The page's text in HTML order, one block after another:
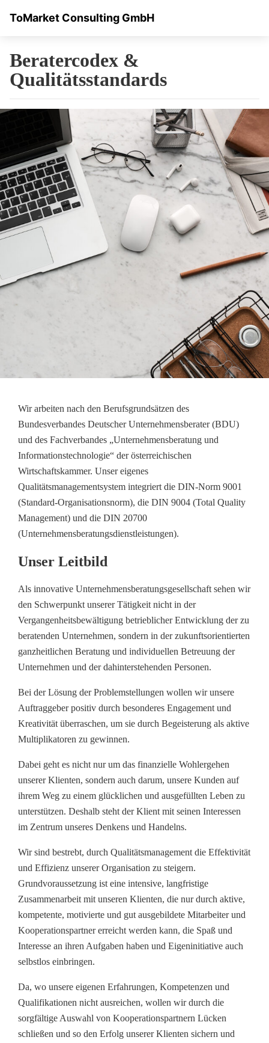
ToMarket Consulting GmbH
Beratercodex &
Qualitätsstandards
Wir arbeiten nach den Berufsgrundsätzen des
Bundesverbandes Deutscher Unternehmensberater (BDU)
und des Fachverbandes „Unternehmensberatung und
Informationstechnologie“ der österreichischen
Wirtschaftskammer. Unser eigenes
Qualitätsmanagementsystem integriert die DIN-Norm 9001
(Standard-Organisationsnorm), die DIN 9004 (Total Quality
Management) und die DIN 20700
(Unternehmensberatungsdienstleistungen).
Unser Leitbild
Als innovative Unternehmensberatungsgesellschaft sehen wir
den Schwerpunkt unserer Tätigkeit nicht in der
Vergangenheitsbewältigung betrieblicher Entwicklung der zu
beratenden Unternehmen, sondern in der zukunftsorientierten
ganzheitlichen Beratung und individuellen Betreuung der
Unternehmen und der dahinterstehenden Personen.
Bei der Lösung der Problemstellungen wollen wir unsere
Auftraggeber positiv durch besonderes Engagement und
Kreativität überraschen, um sie durch Begeisterung als aktive
Multiplikatoren zu gewinnen.
Dabei geht es nicht nur um das finanzielle Wohlergehen
unserer Klienten, sondern auch darum, unsere Kunden auf
ihrem Weg zu einem glücklichen und ausgefüllten Leben zu
unterstützen. Deshalb steht der Klient mit seinen Interessen
im Zentrum unseres Denkens und Handelns.
Wir sind bestrebt, durch Qualitätsmanagement die Effektivität
und Effizienz unserer Organisation zu steigern.
Grundvoraussetzung ist eine intensive, langfristige
Zusammenarbeit mit unseren Klienten, die nur durch aktive,
kompetente, motivierte und gut ausgebildete Mitarbeiter und
Kooperationspartner erreicht werden kann, die Spaß und
Interesse an ihren Aufgaben haben und Eigeninitiative auch
selbstlos einbringen.
Da, wo unsere eigenen Erfahrungen, Kompetenzen und
Qualifikationen nicht ausreichen, wollen wir durch die
sorgfältige Auswahl von Kooperationspartnern Lücken
schließen und so den Erfolg unserer Klienten sichern und